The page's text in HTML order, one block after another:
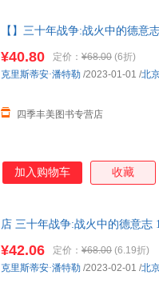
【】三十年战争:战火中的德意
¥40.80 定价： ¥68.00 (6折)
四季丰美图书专营店
克里斯蒂安·潘特勒 /2023-01-01 /北
加入购物车 收藏
店 三十年战争:战火中的德意志
¥42.06 定价： ¥68.00 (6.19折)
克里斯蒂安·潘特勒 /2023-02-01 /北